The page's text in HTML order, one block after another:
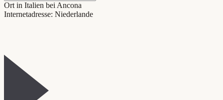
Ort in Italien bei Ancona
Internetadresse: Niederlande